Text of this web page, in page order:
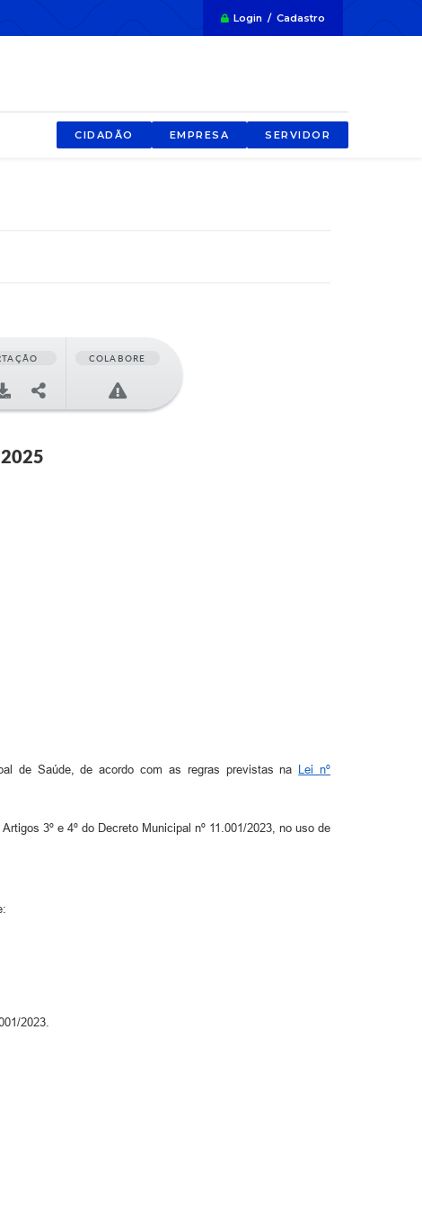
Login / Cadastro
CIDADÃO EMPRESA SERVIDOR
COLABORE
de Saúde, de acordo com as regras previstas na Lei nº
3º e 4º do Decreto Municipal nº 11.001/2023, no uso de
2023.